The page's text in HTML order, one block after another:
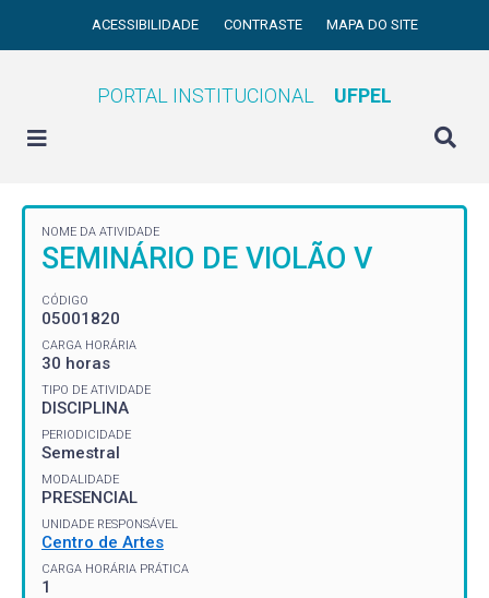
ACESSIBILIDADE CONTRASTE MAPA DO SITE
PORTAL INSTITUCIONAL UFPEL
NOME DA ATIVIDADE
SEMINÁRIO DE VIOLÃO V
CÓDIGO
05001820
CARGA HORÁRIA
30 horas
TIPO DE ATIVIDADE
DISCIPLINA
PERIODICIDADE
Semestral
MODALIDADE
PRESENCIAL
UNIDADE RESPONSÁVEL
Centro de Artes
CARGA HORÁRIA PRÁTICA
1